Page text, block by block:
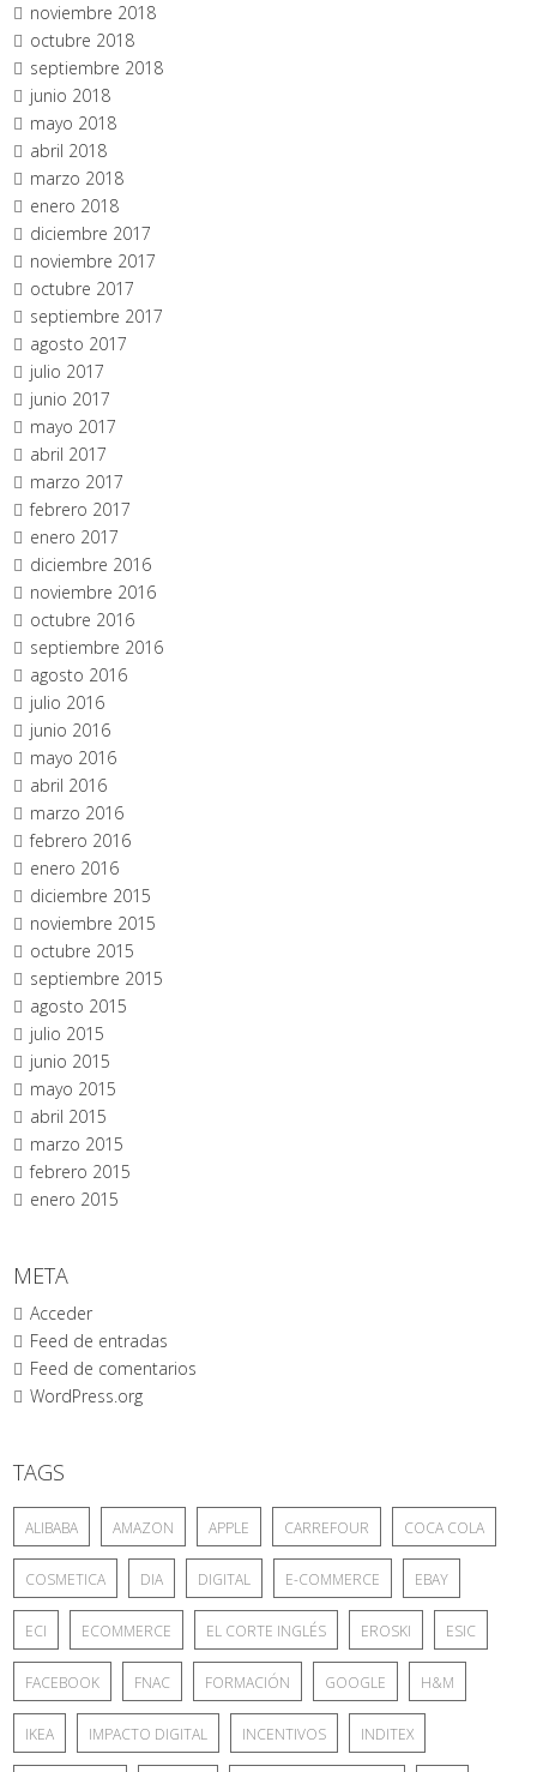
noviembre 2018
octubre 2018
septiembre 2018
junio 2018
mayo 2018
abril 2018
marzo 2018
enero 2018
diciembre 2017
noviembre 2017
octubre 2017
septiembre 2017
agosto 2017
julio 2017
junio 2017
mayo 2017
abril 2017
marzo 2017
febrero 2017
enero 2017
diciembre 2016
noviembre 2016
octubre 2016
septiembre 2016
agosto 2016
julio 2016
junio 2016
mayo 2016
abril 2016
marzo 2016
febrero 2016
enero 2016
diciembre 2015
noviembre 2015
octubre 2015
septiembre 2015
agosto 2015
julio 2015
junio 2015
mayo 2015
abril 2015
marzo 2015
febrero 2015
enero 2015
META
Acceder
Feed de entradas
Feed de comentarios
WordPress.org
TAGS
ALIBABA AMAZON APPLE CARREFOUR COCA COLA
COSMETICA DIA DIGITAL E-COMMERCE EBAY
ECI ECOMMERCE EL CORTE INGLÉS EROSKI ESIC
FACEBOOK FNAC FORMACIÓN GOOGLE H&M
IKEA IMPACTO DIGITAL INCENTIVOS INDITEX